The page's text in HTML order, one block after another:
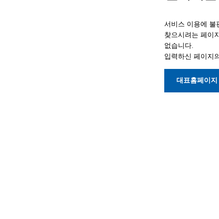
서비스 이용에 불
찾으시려는 페이
없습니다.
입력하신 페이지
대표홈페이